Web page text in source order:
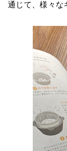
通じて、様々な